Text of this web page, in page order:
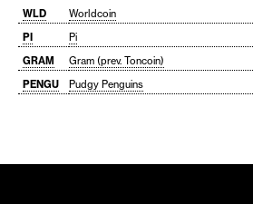
WLD
Worldcoin
PI
Pi
GRAM
Gram (prev. Toncoin)
PENGU
Pudgy Penguins